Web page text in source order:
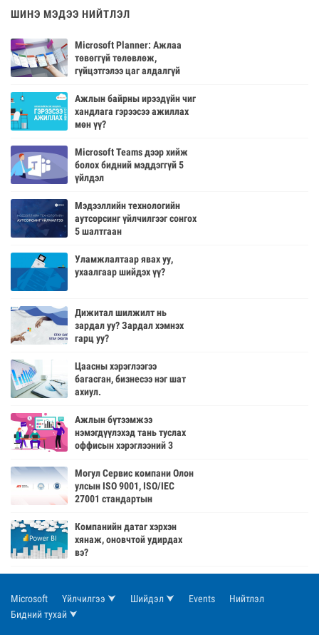
ШИНЭ МЭДЭЭ НИЙТЛЭЛ
Microsoft Planner: Ажлаа
төвөггүй төлөвлөж,
гүйцэтгэлээ цаг алдалгүй
Ажлын байрны ирээдүйн чиг
хандлага гэрээсээ ажиллах
мөн үү?
Microsoft Teams дээр хийж
болох бидний мэддэггүй 5
үйлдэл
Мэдээллийн технологийн
аутсорсинг үйлчилгээг сонгох
5 шалтгаан
Уламжлалтаар явах уу,
ухаалгаар шийдэх үү?
Дижитал шилжилт нь
зардал уу? Зардал хэмнэх
гарц уу?
Цаасны хэрэглээгээ
багасган, бизнесээ нэг шат
ахиул.
Ажлын бүтээмжээ
нэмэгдүүлэхэд тань туслах
оффисын хэрэглээний 3
Могул Сервис компани Олон
улсын ISO 9001, ISO/IEC
27001 стандартын
Компанийн датаг хэрхэн
хянаж, оновчтой удирдах
вэ?
Microsoft Үйлчилгээ ⮟ Шийдэл ⮟ Events
Нийтлэл
Бидний тухай ⮟